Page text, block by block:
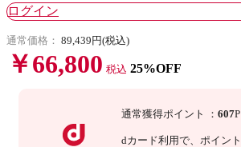
ログイン
通常価格： 89,439円(税込)
￥66,800 税込 25%OFF
通常獲得ポイント ： 607P
dカード利用で、 ポイント